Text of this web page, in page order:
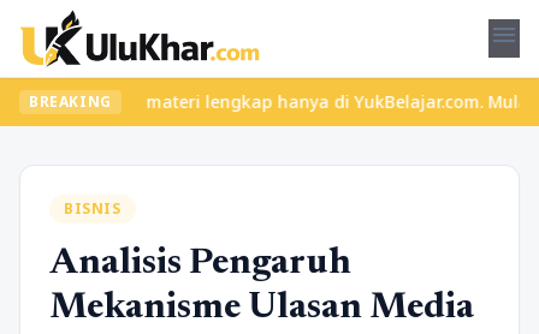
menu
BREAKING
dan materi lengkap hanya di YukBelajar.com. Mulai
BISNIS
Analisis Pengaruh
Mekanisme Ulasan Media